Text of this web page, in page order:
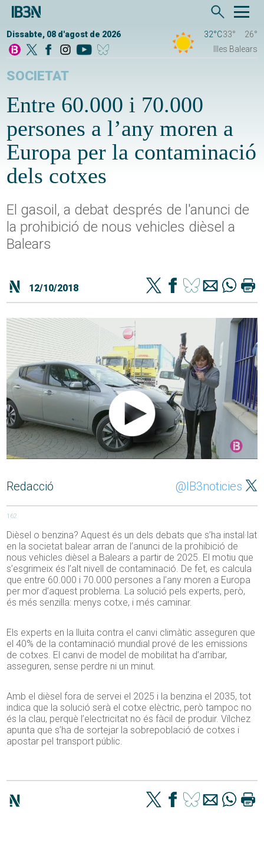
Dissabte, 08 d'agost de 2026 32°C33°
26°
Illes Balears
SOCIETAT
Entre 60.000 i 70.000
persones a l’any moren a
Europa per la contaminació
dels cotxes
El gasoil, a debat després de l'anunci de
la prohibició de nous vehicles dièsel a
Balears
12/10/2018
Redacció @IB3noticies
162
Dièsel o benzina? Aquest és un dels debats que s’ha instal·lat
en la societat balear arran de l’anunci de la prohibició de
nous vehicles dièsel a Balears a partir de 2025. El motiu que
s’esgrimeix és l’alt nivell de contaminació. De fet, es calcula
que entre 60.000 i 70.000 persones a l’any moren a Europa
per mor d’aquest problema. La solució pels experts, però,
és més senzilla: menys cotxe, i més caminar.
Els experts en la lluita contra el canvi climàtic asseguren que
el 40% de la contaminació mundial prové de les emissions
de cotxes. El canvi de model de mobilitat ha d’arribar,
asseguren, sense perdre ni un minut.
Amb el dièsel fora de servei el 2025 i la benzina el 2035, tot
indica que la solució serà el cotxe elèctric, però tampoc no
és la clau, perquè l’electricitat no és fàcil de produir. Vílchez
apunta que s’ha de sortejar la sobrepoblació de cotxes i
apostar pel transport públic.